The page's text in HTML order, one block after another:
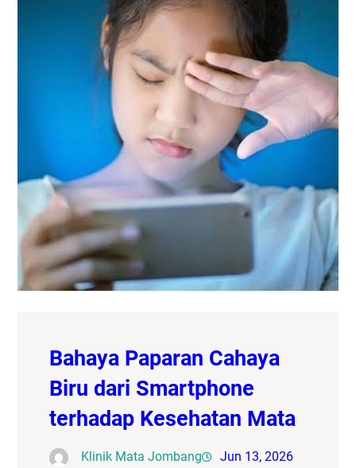
Bahaya Paparan Cahaya
Biru dari Smartphone
terhadap Kesehatan Mata
Klinik Mata Jombang Jun 13, 2026